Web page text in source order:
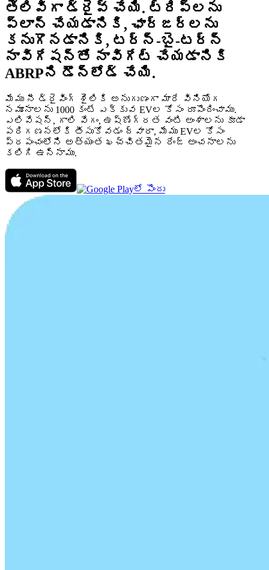
తెలివిగా డ్రైవ్ చేయి. ట్రిప్‌లను
ప్లాన్ చేయడానికి, ఛార్జర్‌లను
కనుగొనడానికి, టర్న్-బై-టర్న్
నావిగేషన్‌తో నావిగేట్ చేయడానికి
ABRPని డౌన్‌లోడ్ చేయి.
మేము నీ డ్రైవింగ్ శైలికి అనుగుణంగా మారే వినియోగ
నమూనాలను 1000 కంటే ఎక్కువ EVల కోసం రూపొందించాము.
ఎలివేషన్, గాలి వేగం, ఉష్ణోగ్రత వంటి అంశాలను కూడా
పరిగణనలోకి తీసుకోవడం ద్వారా, మేము EVల కోసం
ప్రపంచంలోని అత్యంత ఖచ్చితమైన రేంజ్ అంచనాలను
కలిగి ఉన్నాము.